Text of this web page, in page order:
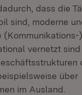
dass die
sind, moderne
(Kommunikations-
vernetzt
über
im Ausland.